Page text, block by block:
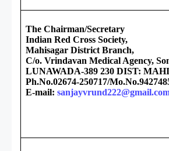
The Chairman/Secretary
Indian Red Cross Society,
Mahisagar District Branch,
C/o. Vrindavan Medical Agency,
LUNAWADA-389 230 DIST:
Ph.No.02674-250717/
E-mail: